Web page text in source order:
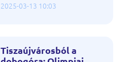
2025-03-13 10:03
Tiszaújvárosból a